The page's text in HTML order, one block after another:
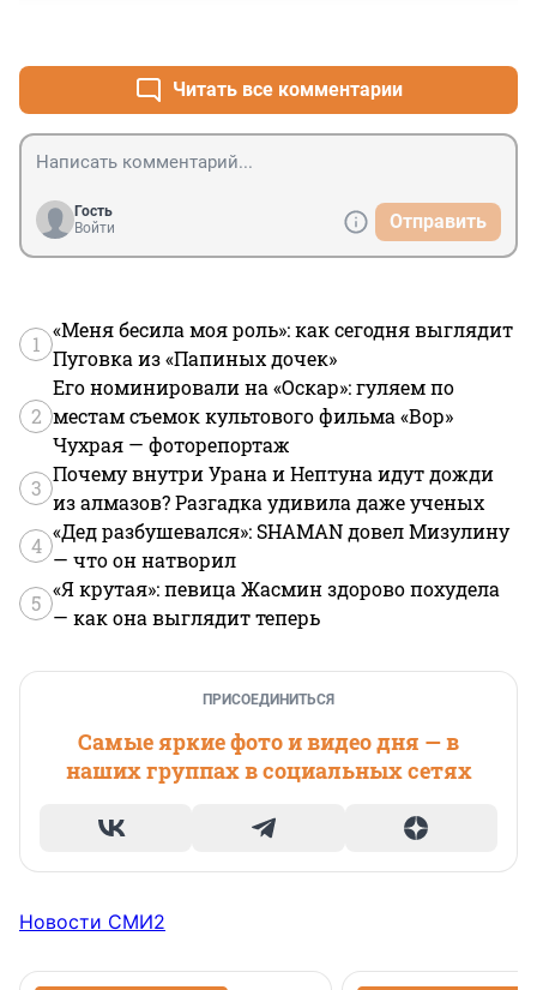
Они привыкли так жить! НЕОБХОДИМО объяснять!!!
так или иначе...
Читать все комментарии
Гость
Войти
Отправить
1
«Меня бесила моя роль»: как сегодня выглядит
Пуговка из «Папиных дочек»
2
Его номинировали на «Оскар»: гуляем по
местам съемок культового фильма «Вор»
Чухрая — фоторепортаж
3
Почему внутри Урана и Нептуна идут дожди
из алмазов? Разгадка удивила даже ученых
4
«Дед разбушевался»: SHAMAN довел Мизулину
— что он натворил
5
«Я крутая»: певица Жасмин здорово похудела
— как она выглядит теперь
ПРИСОЕДИНИТЬСЯ
Самые яркие фото и видео дня — в
наших группах в социальных сетях
Новости СМИ2